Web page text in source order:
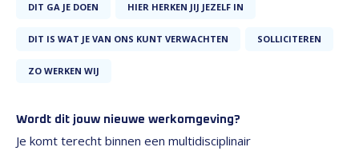
DIT GA JE DOEN HIER HERKEN JIJ JEZELF IN
DIT IS WAT JE VAN ONS KUNT VERWACHTEN SOLLICITEREN
ZO WERKEN WIJ
Wordt dit jouw nieuwe werkomgeving?
Je komt terecht binnen een multidisciplinair